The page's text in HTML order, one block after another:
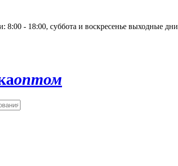
8:00 - 18:00, суббота и воскресенье выходные дни
оптом